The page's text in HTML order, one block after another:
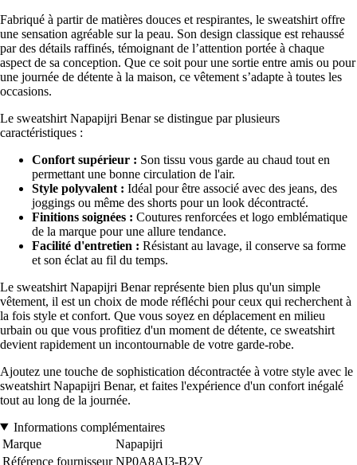
Fabriqué à partir de matières douces et respirantes, le sweatshirt offre
une sensation agréable sur la peau. Son design classique est rehaussé
par des détails raffinés, témoignant de l’attention portée à chaque
aspect de sa conception. Que ce soit pour une sortie entre amis ou pour
une journée de détente à la maison, ce vêtement s’adapte à toutes les
occasions.
Le sweatshirt Napapijri Benar se distingue par plusieurs
caractéristiques :
Confort supérieur : Son tissu vous garde au chaud tout en
permettant une bonne circulation de l'air.
Style polyvalent : Idéal pour être associé avec des jeans, des
joggings ou même des shorts pour un look décontracté.
Finitions soignées : Coutures renforcées et logo emblématique
de la marque pour une allure tendance.
Facilité d'entretien : Résistant au lavage, il conserve sa forme
et son éclat au fil du temps.
Le sweatshirt Napapijri Benar représente bien plus qu'un simple
vêtement, il est un choix de mode réfléchi pour ceux qui recherchent à
la fois style et confort. Que vous soyez en déplacement en milieu
urbain ou que vous profitiez d'un moment de détente, ce sweatshirt
devient rapidement un incontournable de votre garde-robe.
Ajoutez une touche de sophistication décontractée à votre style avec le
sweatshirt Napapijri Benar, et faites l'expérience d'un confort inégalé
tout au long de la journée.
Informations complémentaires
Marque
Napapijri
Référence fournisseur NP0A8AI3-B2V